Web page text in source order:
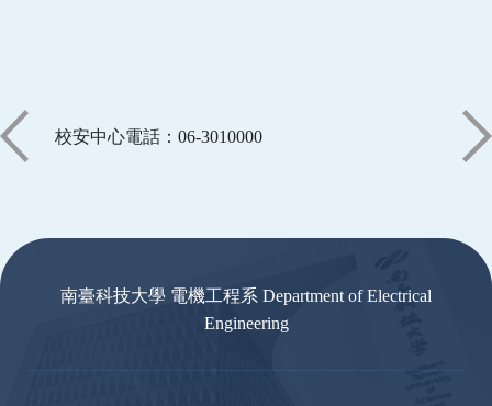
校安中心電話：06-3010000
南臺科技大學 電機工程系 Department of Electrical
Engineering